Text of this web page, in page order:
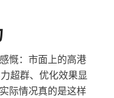
慨：市面上的高港
超群、优化效果显
际情况真的是这样